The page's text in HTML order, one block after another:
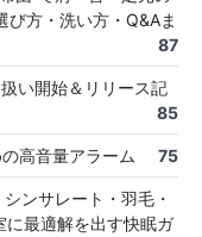
方・洗い方・Q&Aま
87
い開始＆リリース記
85
高音量アラーム 75
ンサレート・羽毛・
最適解を出す快眠ガ